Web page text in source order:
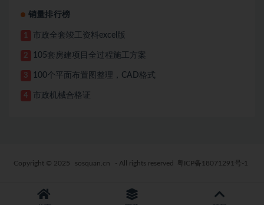
销量排行榜
1 市政全套竣工资料excel版
2 105套房建项目全过程施工方案
3 100个平面布置图整理，CAD格式
4 市政机械合格证
Copyright © 2025 sosquan.cn - All rights reserved 粤ICP备18071291号-1